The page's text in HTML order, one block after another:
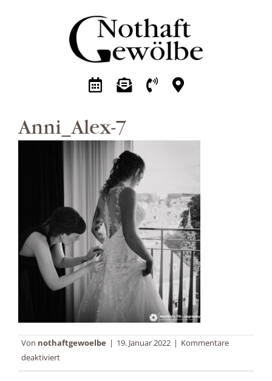
Anni_Alex-7
Von nothaftgewoelbe | 19. Januar 2022 | Kommentare
deaktiviertfür
Anni_Alex-